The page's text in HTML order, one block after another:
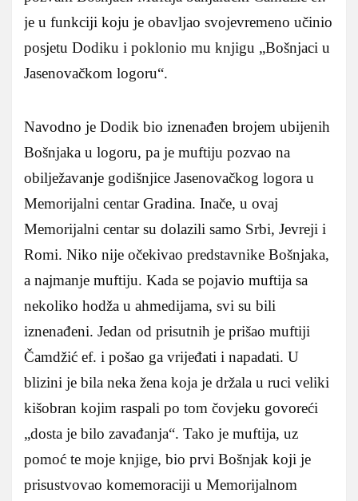
je u funkciji koju je obavljao svojevremeno učinio
posjetu Dodiku i poklonio mu knjigu „Bošnjaci u
Jasenovačkom logoru“.
Navodno je Dodik bio iznenađen brojem ubijenih
Bošnjaka u logoru, pa je muftiju pozvao na
obilježavanje godišnjice Jasenovačkog logora u
Memorijalni centar Gradina. Inače, u ovaj
Memorijalni centar su dolazili samo Srbi, Jevreji i
Romi. Niko nije očekivao predstavnike Bošnjaka,
a najmanje muftiju. Kada se pojavio muftija sa
nekoliko hodža u ahmedijama, svi su bili
iznenađeni. Jedan od prisutnih je prišao muftiji
Čamdžić ef. i pošao ga vrijeđati i napadati. U
blizini je bila neka žena koja je držala u ruci veliki
kišobran kojim raspali po tom čovjeku govoreći
„dosta je bilo zavađanja“. Tako je muftija, uz
pomoć te moje knjige, bio prvi Bošnjak koji je
prisustvovao komemoraciji u Memorijalnom